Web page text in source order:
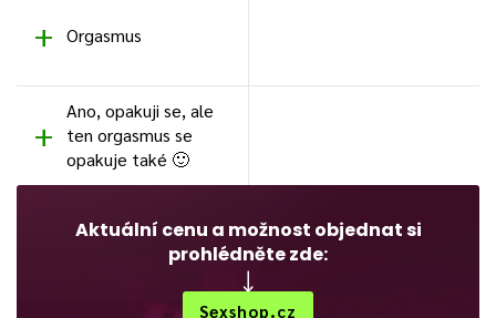
Orgasmus
Ano, opakuji se, ale
ten orgasmus se
opakuje také 🙂
Aktuální cenu a možnost objednat si
prohlédněte zde:
Sexshop.cz